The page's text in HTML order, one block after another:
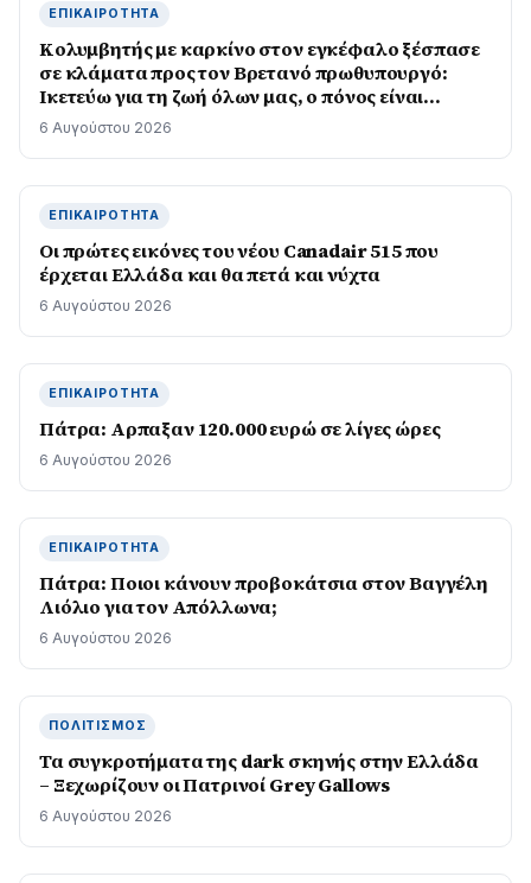
ΕΠΙΚΑΙΡΌΤΗΤΑ
Κολυμβητής με καρκίνο στον εγκέφαλο ξέσπασε
σε κλάματα προς τον Βρετανό πρωθυπουργό:
Ικετεύω για τη ζωή όλων μας, ο πόνος είναι
αφόρητος
6 Αυγούστου 2026
ΕΠΙΚΑΙΡΌΤΗΤΑ
Οι πρώτες εικόνες του νέου Canadair 515 που
έρχεται Ελλάδα και θα πετά και νύχτα
6 Αυγούστου 2026
ΕΠΙΚΑΙΡΌΤΗΤΑ
Πάτρα: Αρπαξαν 120.000 ευρώ σε λίγες ώρες
6 Αυγούστου 2026
ΕΠΙΚΑΙΡΌΤΗΤΑ
Πάτρα: Ποιοι κάνουν προβοκάτσια στον Βαγγέλη
Λιόλιο για τον Απόλλωνα;
6 Αυγούστου 2026
ΠΟΛΙΤΙΣΜΌΣ
Τα συγκροτήματα της dark σκηνής στην Ελλάδα
– Ξεχωρίζουν οι Πατρινοί Grey Gallows
6 Αυγούστου 2026